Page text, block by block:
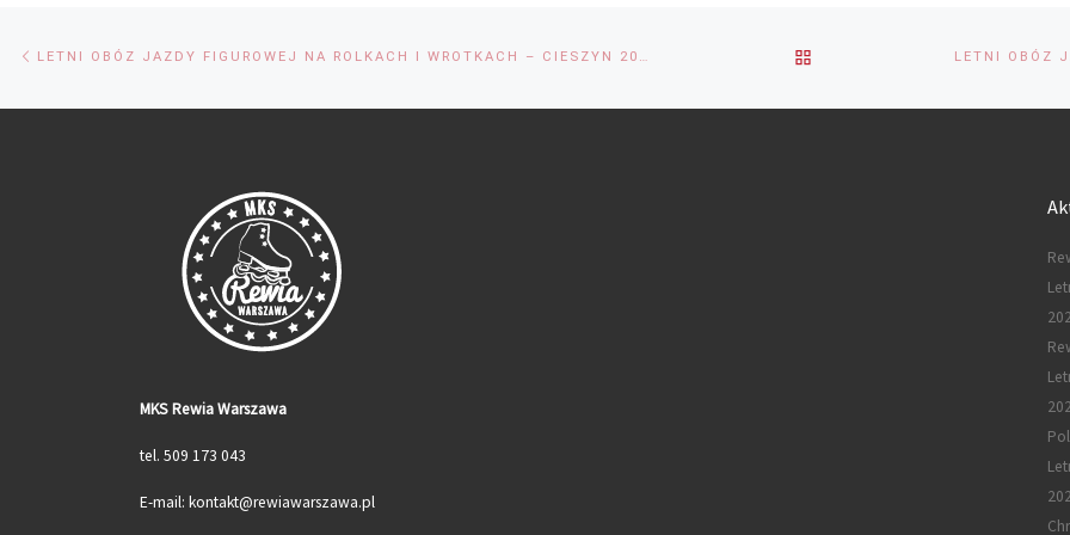
Przeglądanie
Wpisów
LETNI OBÓZ JAZDY FIGUROWEJ NA ROLKACH I WROTKACH – CIESZYN 2025
TO
MKS Rewia Warszawa
tel. 509 173 043
E-mail: kontakt@rewiawarszawa.pl